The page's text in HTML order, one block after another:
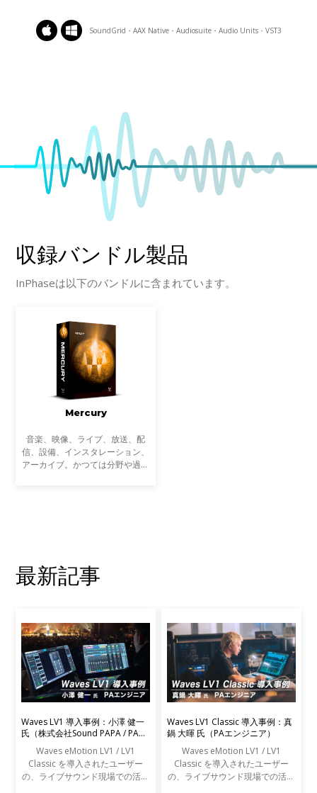
SoundGrid・AAX Native・Audiosuite・Audio Units・VST3
収録バンドル製品
InPhaseは以下のバンドルに含まれています。
Mercury
音楽、映像、ライブ、放送、配
信、設備、インスタレーション、
アーカイブ。かつては分野や過程
最新記事
Waves LV1 導入事例：小澤 健一
氏（株式会社Sound PAPA / PAエ
Waves eMotion LV1 / LV1
Classic を導入されたユーザー
の、ライブサウンド現場での活用
Waves LV1 Classic 導入事例：真
鍋 大暉 氏（PAエンジニア）
Waves eMotion LV1 / LV1
Classic を導入されたユーザー
の、ライブサウンド現場での活用